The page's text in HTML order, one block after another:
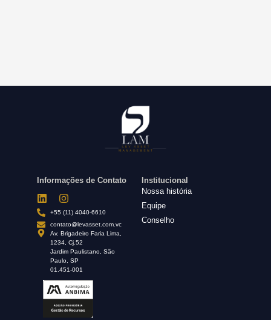
Informações de Contato
+55 (11) 4040-6610
contato@levasset.com.vc
Av. Brigadeiro Faria Lima,
1234, Cj.52
Jardim Paulistano, São
Paulo, SP
01.451-001
Institucional
Nossa história
Equipe
Conselho